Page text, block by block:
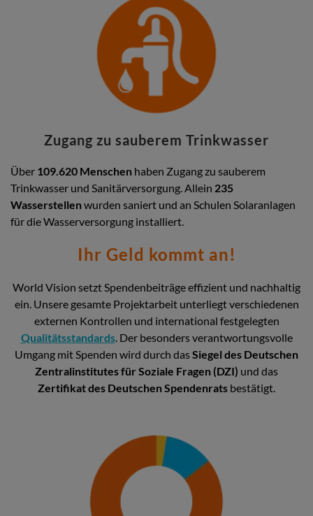
Zugang zu sauberem Trinkwasser
Über 109.620 Menschen haben Zugang zu sauberem
Trinkwasser und Sanitärversorgung. Allein 235
Wasserstellenwurden saniert und an Schulen Solaranlagen
für die Wasserversorgung installiert.
Ihr Geld kommt an!
World Vision setzt Spendenbeiträge effizient und nachhaltig
ein. Unsere gesamte Projektarbeit unterliegt verschiedenen
externen Kontrollen und international festgelegten
Qualitätsstandards. Der besonders verantwortungsvolle
Umgang mit Spenden wird durch das Siegel des Deutschen
Zentralinstitutes für Soziale Fragen (DZI) und das
Zertifikat des Deutschen Spendenrats bestätigt.